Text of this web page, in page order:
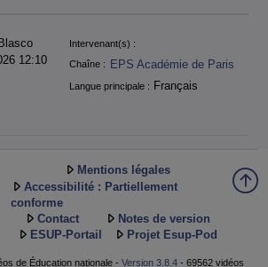
Intervenant(s) :
12:10 Chaîne : EPS Académie de Paris
Langue principale : Français
Mentions légales
Accessibilité : Partiellement
conforme
Contact
Notes de version
ESUP-Portail
Projet Esup-Pod
de Éducation nationale - Version 3.8.4- 69562 vidéos